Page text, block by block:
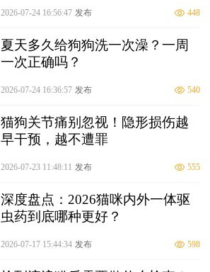
2026-07-24 16:56:47 发布 448
夏天多久给狗狗洗一次澡？一周
一次正确吗？
2026-07-24 16:36:57 发布 540
猫狗关节痛别忽视！隐形损伤越
早干预，越不遭罪
2026-07-23 11:48:11 发布 555
深度盘点：2026猫咪内外一体驱
虫药到底哪种更好？
2026-07-17 15:44:34 发布 598